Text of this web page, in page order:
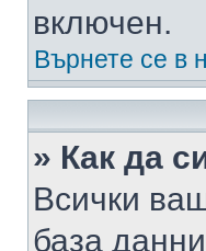
включен.
Върнете се в
» Как да
Всички
база